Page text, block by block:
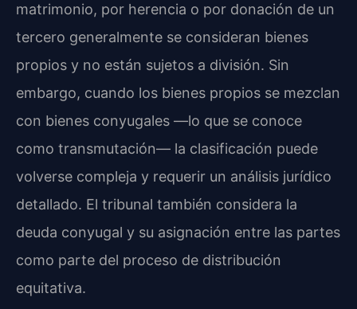
matrimonio, por herencia o por donación de un
tercero generalmente se consideran bienes
propios y no están sujetos a división. Sin
embargo, cuando los bienes propios se mezclan
con bienes conyugales —lo que se conoce
como transmutación— la clasificación puede
volverse compleja y requerir un análisis jurídico
detallado. El tribunal también considera la
deuda conyugal y su asignación entre las partes
como parte del proceso de distribución
equitativa.